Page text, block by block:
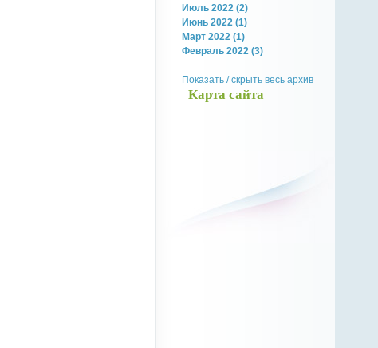
Июль 2022 (2)
Июнь 2022 (1)
Март 2022 (1)
Февраль 2022 (3)
Показать / скрыть весь архив
Карта сайта